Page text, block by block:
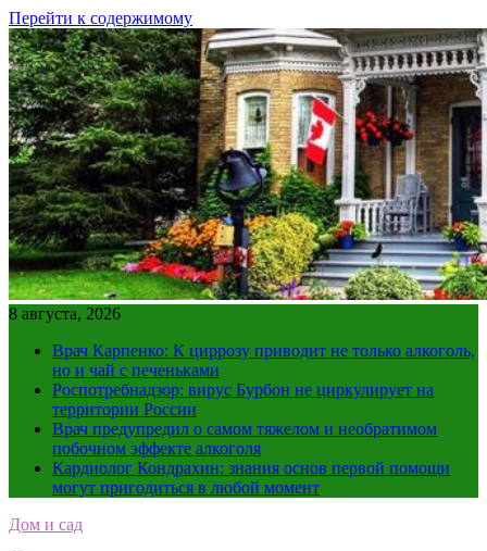
Перейти к содержимому
8 августа, 2026
Врач Карпенко: К циррозу приводит не только алкоголь,
но и чай с печеньками
Роспотребнадзор: вирус Бурбон не циркулирует на
территории России
Врач предупредил о самом тяжелом и необратимом
побочном эффекте алкоголя
Кардиолог Кондрахин: знания основ первой помощи
могут пригодиться в любой момент
Дом и сад